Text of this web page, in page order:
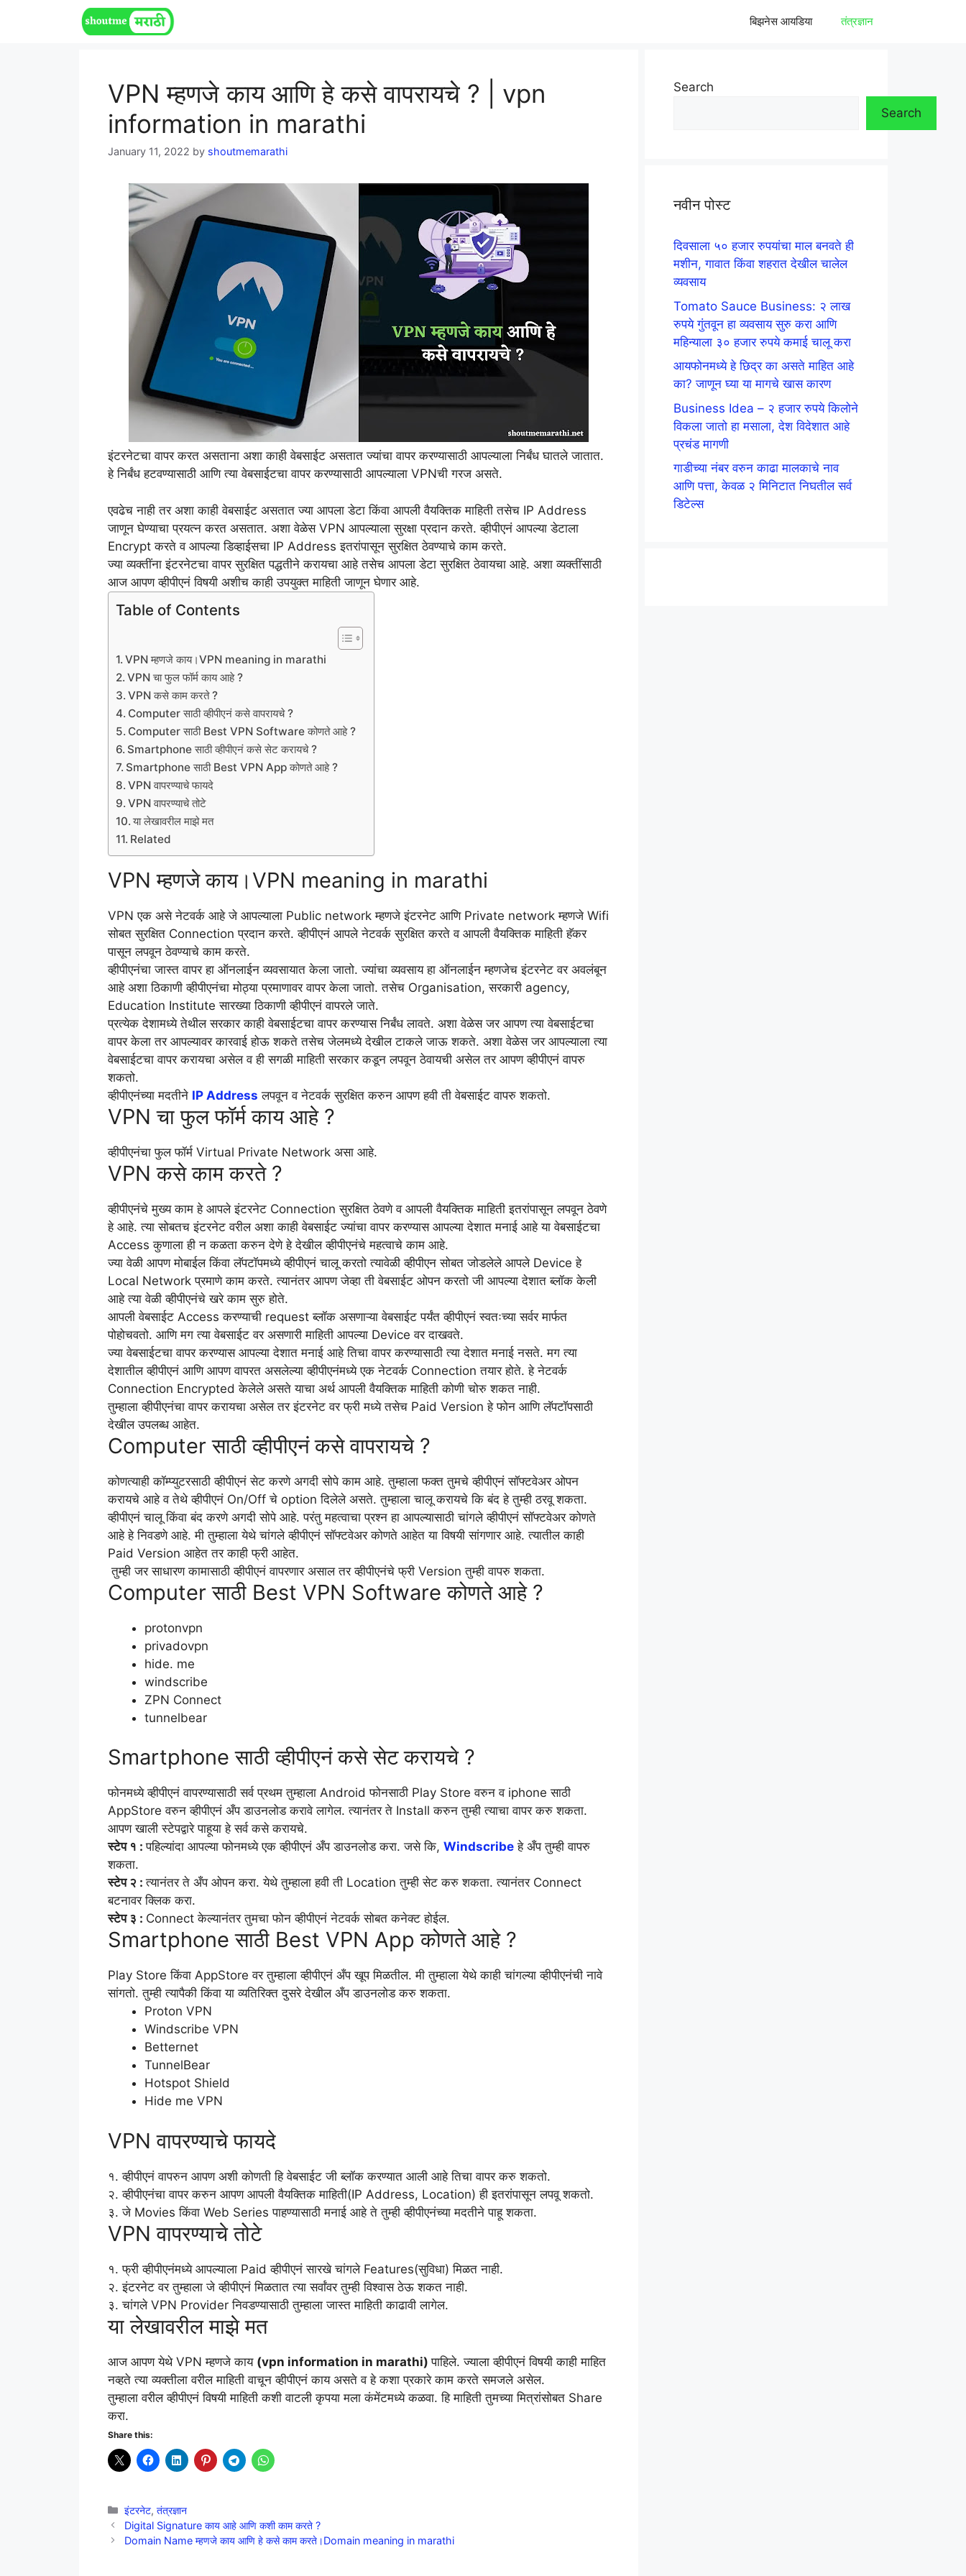
बिझनेस आयडिया तंत्रज्ञान
VPN म्हणजे काय आणि हे कसे वापरायचे ? | vpn
information in marathi
January 11, 2022 by shoutmemarathi
इंटरनेटचा वापर करत असताना अशा काही वेबसाईट असतात ज्यांचा वापर करण्यासाठी आपल्याला निर्बंध घातले जातात.
हे निर्बंध हटवण्यासाठी आणि त्या वेबसाईटचा वापर करण्यासाठी आपल्याला VPNची गरज असते.
एवढेच नाही तर अशा काही वेबसाईट असतात ज्या आपला डेटा किंवा आपली वैयक्तिक माहिती तसेच IP Address
जाणून घेण्याचा प्रयत्न करत असतात. अशा वेळेस VPN आपल्याला सुरक्षा प्रदान करते. व्हीपीएनं आपल्या डेटाला
Encrypt करते व आपल्या डिव्हाईसचा IP Address इतरांपासून सुरक्षित ठेवण्याचे काम करते.
ज्या व्यक्तींना इंटरनेटचा वापर सुरक्षित पद्धतीने करायचा आहे तसेच आपला डेटा सुरक्षित ठेवायचा आहे. अशा व्यक्तींसाठी
आज आपण व्हीपीएनं विषयी अशीच काही उपयुक्त माहिती जाणून घेणार आहे.
Table of Contents
VPN म्हणजे काय।VPN meaning in marathi
VPN चा फुल फॉर्म काय आहे ?
VPN कसे काम करते ?
Computer साठी व्हीपीएनं कसे वापरायचे ?
Computer साठी Best VPN Software कोणते आहे ?
Smartphone साठी व्हीपीएनं कसे सेट करायचे ?
Smartphone साठी Best VPN App कोणते आहे ?
VPN वापरण्याचे फायदे
VPN वापरण्याचे तोटे
या लेखावरील माझे मत
Related
VPN म्हणजे काय।VPN meaning in marathi
VPN एक असे नेटवर्क आहे जे आपल्याला Public network म्हणजे इंटरनेट आणि Private network म्हणजे Wifi
सोबत सुरक्षित Connection प्रदान करते. व्हीपीएनं आपले नेटवर्क सुरक्षित करते व आपली वैयक्तिक माहिती हॅकर
पासून लपवून ठेवण्याचे काम करते.
व्हीपीएनंचा जास्त वापर हा ऑनलाईन व्यवसायात केला जातो. ज्यांचा व्यवसाय हा ऑनलाईन म्हणजेच इंटरनेट वर अवलंबून
आहे अशा ठिकाणी व्हीपीएनंचा मोठ्या प्रमाणावर वापर केला जातो. तसेच Organisation, सरकारी agency,
Education Institute सारख्या ठिकाणी व्हीपीएनं वापरले जाते.
प्रत्येक देशामध्ये तेथील सरकार काही वेबसाईटचा वापर करण्यास निर्बंध लावते. अशा वेळेस जर आपण त्या वेबसाईटचा
वापर केला तर आपल्यावर कारवाई होऊ शकते तसेच जेलमध्ये देखील टाकले जाऊ शकते. अशा वेळेस जर आपल्याला त्या
वेबसाईटचा वापर करायचा असेल व ही सगळी माहिती सरकार कडून लपवून ठेवायची असेल तर आपण व्हीपीएनं वापरु
शकतो.
व्हीपीएनंच्या मदतीने IP Address लपवून व नेटवर्क सुरक्षित करुन आपण हवी ती वेबसाईट वापरु शकतो.
VPN चा फुल फॉर्म काय आहे ?
व्हीपीएनंचा फुल फॉर्म Virtual Private Network असा आहे.
VPN कसे काम करते ?
व्हीपीएनंचे मुख्य काम हे आपले इंटरनेट Connection सुरक्षित ठेवणे व आपली वैयक्तिक माहिती इतरांपासून लपवून ठेवणे
हे आहे. त्या सोबतच इंटरनेट वरील अशा काही वेबसाईट ज्यांचा वापर करण्यास आपल्या देशात मनाई आहे या वेबसाईटचा
Access कुणाला ही न कळता करुन देणे हे देखील व्हीपीएनंचे महत्वाचे काम आहे.
ज्या वेळी आपण मोबाईल किंवा लॅपटॉपमध्ये व्हीपीएनं चालू करतो त्यावेळी व्हीपीएन सोबत जोडलेले आपले Device हे
Local Network प्रमाणे काम करते. त्यानंतर आपण जेव्हा ती वेबसाईट ओपन करतो जी आपल्या देशात ब्लॉक केली
आहे त्या वेळी व्हीपीएनंचे खरे काम सुरु होते.
आपली वेबसाईट Access करण्याची request ब्लॉक असणाऱ्या वेबसाईट पर्यंत व्हीपीएनं स्वतःच्या सर्वर मार्फत
पोहोचवतो. आणि मग त्या वेबसाईट वर असणारी माहिती आपल्या Device वर दाखवते.
ज्या वेबसाईटचा वापर करण्यास आपल्या देशात मनाई आहे तिचा वापर करण्यासाठी त्या देशात मनाई नसते. मग त्या
देशातील व्हीपीएनं आणि आपण वापरत असलेल्या व्हीपीएनंमध्ये एक नेटवर्क Connection तयार होते. हे नेटवर्क
Connection Encrypted केलेले असते याचा अर्थ आपली वैयक्तिक माहिती कोणी चोरु शकत नाही.
तुम्हाला व्हीपीएनंचा वापर करायचा असेल तर इंटरनेट वर फ्री मध्ये तसेच Paid Version हे फोन आणि लॅपटॉपसाठी
देखील उपलब्ध आहेत.
Computer साठी व्हीपीएनं कसे वापरायचे ?
कोणत्याही कॉम्प्युटरसाठी व्हीपीएनं सेट करणे अगदी सोपे काम आहे. तुम्हाला फक्त तुमचे व्हीपीएनं सॉफ्टवेअर ओपन
करायचे आहे व तेथे व्हीपीएनं On/Off चे option दिलेले असते. तुम्हाला चालू करायचे कि बंद हे तुम्ही ठरवू शकता.
व्हीपीएनं चालू किंवा बंद करणे अगदी सोपे आहे. परंतु महत्वाचा प्रश्न हा आपल्यासाठी चांगले व्हीपीएनं सॉफ्टवेअर कोणते
आहे हे निवडणे आहे. मी तुम्हाला येथे चांगले व्हीपीएनं सॉफ्टवेअर कोणते आहेत या विषयी सांगणार आहे. त्यातील काही
Paid Version आहेत तर काही फ्री आहेत.
तुम्ही जर साधारण कामासाठी व्हीपीएनं वापरणार असाल तर व्हीपीएनंचे फ्री Version तुम्ही वापरु शकता.
Computer साठी Best VPN Software कोणते आहे ?
protonvpn
privadovpn
hide. me
windscribe
ZPN Connect
tunnelbear
Smartphone साठी व्हीपीएनं कसे सेट करायचे ?
फोनमध्ये व्हीपीएनं वापरण्यासाठी सर्व प्रथम तुम्हाला Android फोनसाठी Play Store वरुन व iphone साठी
AppStore वरुन व्हीपीएनं अँप डाउनलोड करावे लागेल. त्यानंतर ते Install करुन तुम्ही त्याचा वापर करु शकता.
आपण खाली स्टेपद्वारे पाहूया हे सर्व कसे करायचे.
स्टेप १ :पहिल्यांदा आपल्या फोनमध्ये एक व्हीपीएनं अँप डाउनलोड करा. जसे कि, Windscribeहे अँप तुम्ही वापरु
शकता.
स्टेप २ :त्यानंतर ते अँप ओपन करा. येथे तुम्हाला हवी ती Location तुम्ही सेट करु शकता. त्यानंतर Connect
बटनावर क्लिक करा.
स्टेप ३ : Connect केल्यानंतर तुमचा फोन व्हीपीएनं नेटवर्क सोबत कनेक्ट होईल.
Smartphone साठी Best VPN App कोणते आहे ?
Play Store किंवा AppStore वर तुम्हाला व्हीपीएनं अँप खूप मिळतील. मी तुम्हाला येथे काही चांगल्या व्हीपीएनंची नावे
सांगतो. तुम्ही त्यापैकी किंवा या व्यतिरिक्त दुसरे देखील अँप डाउनलोड करु शकता.
Proton VPN
Windscribe VPN
Betternet
TunnelBear
Hotspot Shield
Hide me VPN
VPN वापरण्याचे फायदे
१. व्हीपीएनं वापरुन आपण अशी कोणती हि वेबसाईट जी ब्लॉक करण्यात आली आहे तिचा वापर करु शकतो.
२. व्हीपीएनंचा वापर करुन आपण आपली वैयक्तिक माहिती(IP Address, Location) ही इतरांपासून लपवू शकतो.
३. जे Movies किंवा Web Series पाहण्यासाठी मनाई आहे ते तुम्ही व्हीपीएनंच्या मदतीने पाहू शकता.
VPN वापरण्याचे तोटे
१. फ्री व्हीपीएनंमध्ये आपल्याला Paid व्हीपीएनं सारखे चांगले Features(सुविधा) मिळत नाही.
२. इंटरनेट वर तुम्हाला जे व्हीपीएनं मिळतात त्या सर्वांवर तुम्ही विश्वास ठेऊ शकत नाही.
३. चांगले VPN Provider निवडण्यासाठी तुम्हाला जास्त माहिती काढावी लागेल.
या लेखावरील माझे मत
आज आपण येथे VPN म्हणजे काय (vpn information in marathi)पाहिले. ज्याला व्हीपीएनं विषयी काही माहित
नव्हते त्या व्यक्तीला वरील माहिती वाचून व्हीपीएनं काय असते व हे कशा प्रकारे काम करते समजले असेल.
तुम्हाला वरील व्हीपीएनं विषयी माहिती कशी वाटली कृपया मला कंमेंटमध्ये कळवा. हि माहिती तुमच्या मित्रांसोबत Share
करा.
Share this:
Categories
इंटरनेट, तंत्रज्ञान
Digital Signature काय आहे आणि कशी काम करते ?
Domain Name म्हणजे काय आणि हे कसे काम करते।Domain meaning in marathi
Search
Search
नवीन पोस्ट
दिवसाला ५० हजार रुपयांचा माल बनवते ही
मशीन, गावात किंवा शहरात देखील चालेल
व्यवसाय
Tomato Sauce Business: २ लाख
रुपये गुंतवून हा व्यवसाय सुरु करा आणि
महिन्याला ३० हजार रुपये कमाई चालू करा
आयफोनमध्ये हे छिद्र का असते माहित आहे
का? जाणून घ्या या मागचे खास कारण
Business Idea – २ हजार रुपये किलोने
विकला जातो हा मसाला, देश विदेशात आहे
प्रचंड मागणी
गाडीच्या नंबर वरुन काढा मालकाचे नाव
आणि पत्ता, केवळ २ मिनिटात निघतील सर्व
डिटेल्स